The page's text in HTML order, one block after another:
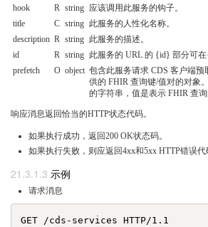
hook R string 应该调用此服务的钩子。
title
C string 此服务的人性化名称。
description R string 此服务的描述。
id
R string 此服务的 URL 的 {id} 部分可在
prefetch
O object 包含此服务请求 CDS 客户端
供的 FHIR 查询键/值对的对象
的字符串，值是表示 FHIR 查询
响应消息返回恰当的HTTP状态代码。
如果执行成功，返回200 OK状态码。
如果执行失败，则应返回4xx和5xx HTTP错误代
示例
请求消息
GET /cds-services HTTP/1.1